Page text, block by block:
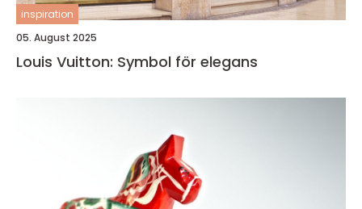
inspiration
05. August 2025
Louis Vuitton: Symbol för elegans